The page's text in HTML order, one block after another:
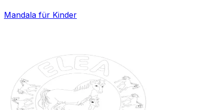
Mandala für Kinder